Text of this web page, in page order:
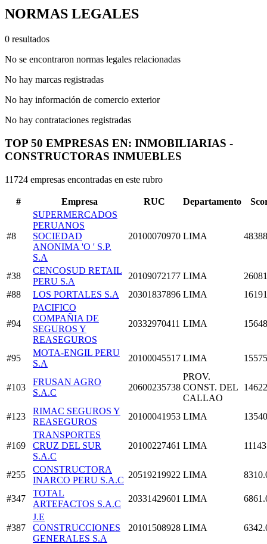
NORMAS LEGALES
0 resultados
No se encontraron normas legales relacionadas
No hay marcas registradas
No hay información de comercio exterior
No hay contrataciones registradas
TOP 50 EMPRESAS EN: INMOBILIARIAS -
CONSTRUCTORAS INMUEBLES
11724 empresas encontradas en este rubro
# Empresa RUC Departamento
#8
SUPERMERCADOS
PERUANOS
SOCIEDAD
ANONIMA 'O ' S.P.
S.A
20100070970 LIMA
#38
CENCOSUD RETAIL
PERU S.A
20109072177 LIMA
#88
LOS PORTALES S.A 20301837896 LIMA
#94
PACIFICO
COMPAÑIA DE
SEGUROS Y
REASEGUROS
20332970411 LIMA
#95
MOTA-ENGIL PERU
S.A
20100045517 LIMA
#103
FRUSAN AGRO
S.A.C
20600235738
PROV.
CONST. DEL
CALLAO
#123
RIMAC SEGUROS Y
REASEGUROS
20100041953 LIMA
#169
TRANSPORTES
CRUZ DEL SUR
S.A.C
20100227461 LIMA
#255
CONSTRUCTORA
INARCO PERU S.A.C
20519219922 LIMA
#347
TOTAL
ARTEFACTOS S.A.C
20331429601 LIMA
#387
J.E
CONSTRUCCIONES
GENERALES S.A
20101508928 LIMA